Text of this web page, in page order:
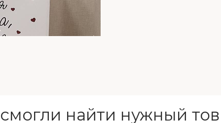
найти нужный